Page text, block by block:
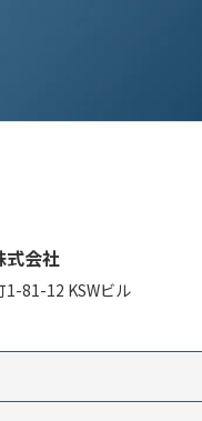
式会社
1-81-12 KSWビル